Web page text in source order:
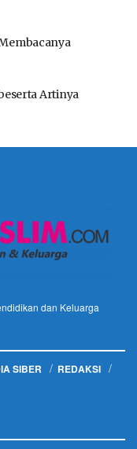
Artinya
dan Keluarga
SIBER
REDAKSI